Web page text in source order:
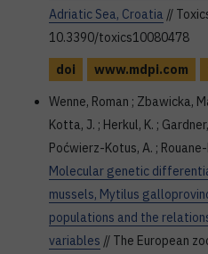
Adriatic Sea, Croatia //
10.3390/toxics10080478
doi
www.mdpi.com
Wenne, Roman ; Zbawicka,
Kotta, J. ; Herkul, K. ;
Poćwierz-Kotus, A. ;
Molecular genetic
mussels, Mytilus
populations and the
variables // The European